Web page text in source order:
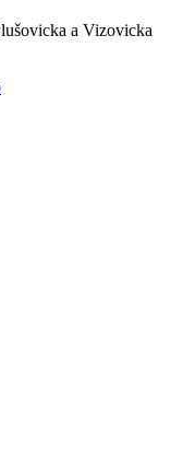
a Vizovicka